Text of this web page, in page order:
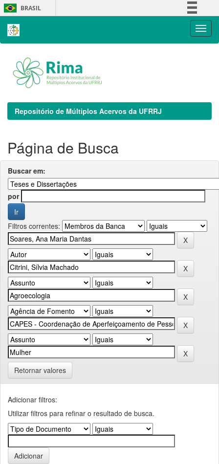
Skip
navigation
BRASIL
Repositório de Múltiplos Acervos da UFRRJ
Página de Busca
Buscar em:
por
Filtros correntes:
Retornar valores
Adicionar filtros:
Utilizar filtros para refinar o resultado de busca.